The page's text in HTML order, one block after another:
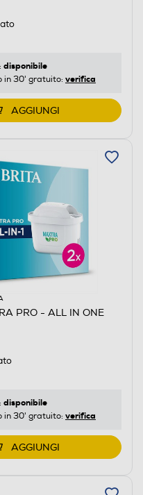
disponibile
in 30' gratuito: verifica
AGGIUNGI
PRO - ALL IN ONE
disponibile
in 30' gratuito: verifica
AGGIUNGI